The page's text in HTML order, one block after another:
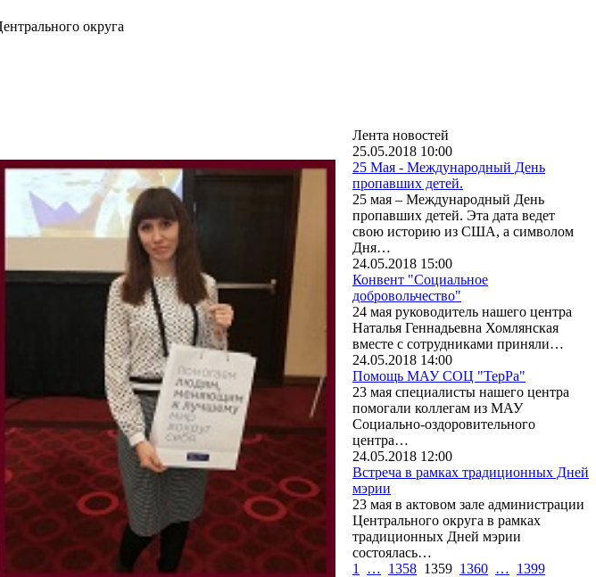
округа
Лента новостей
25.05.2018 10:00
25 Мая - Международный День
пропавших детей.
25 мая – Международный День
пропавших детей. Эта дата ведет
свою историю из США, а символом
Дня…
24.05.2018 15:00
Конвент "Социальное
добровольчество"
24 мая руководитель нашего центра
Наталья Геннадьевна Хомлянская
вместе с сотрудниками приняли…
24.05.2018 14:00
Помощь МАУ СОЦ "ТерРа"
23 мая специалисты нашего центра
помогали коллегам из МАУ
Социально-оздоровительного
центра…
24.05.2018 12:00
Встреча в рамках традиционных Дней
мэрии
23 мая в актовом зале администрации
Центрального округа в рамках
традиционных Дней мэрии
состоялась…
1
… 1358 1359 1360 … 1399